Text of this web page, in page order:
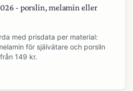
- porslin, melamin eller
med prisdata per material:
för självätare och porslin
149 kr.